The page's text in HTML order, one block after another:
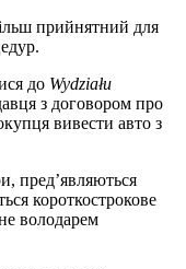
прийнятний для
до Wydziału
з договором про
вивести авто з
пред’являються
короткострокове
володарем